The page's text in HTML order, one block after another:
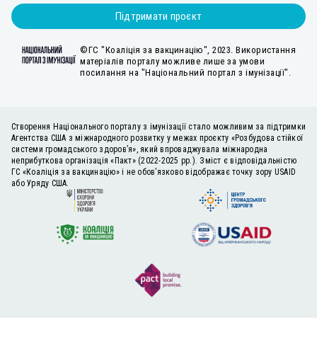
Підтримати проєкт
©ГС "Коаліція за вакцинацію", 2023. Використання
матеріалів порталу можливе лише за умови
посилання на "Національний портал з імунізації".
Створення Національного порталу з імунізації стало можливим за підтримки
Агентства США з міжнародного розвитку у межах проєкту «Розбудова стійкої
системи громадського здоров’я», який впроваджувала міжнародна
неприбуткова організація «Пакт» (2022-2025 рр.). Зміст є відповідальністю
ГС «Коаліція за вакцинацію» і не обов’язково відображає точку зору USAID
або Уряду США.